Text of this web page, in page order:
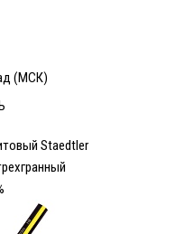
(МСК)
Staedtler